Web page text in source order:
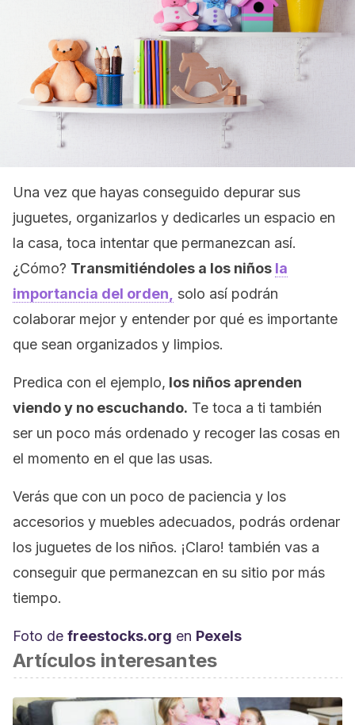
Una vez que hayas conseguido depurar sus
juguetes, organizarlos y dedicarles un espacio en
la casa, toca intentar que permanezcan así.
¿Cómo? Transmitiéndoles a los niños la
importancia del orden, solo así podrán
colaborar mejor y entender por qué es importante
que sean organizados y limpios.
Predica con el ejemplo, los niños aprenden
viendo y no escuchando. Te toca a ti también
ser un poco más ordenado y recoger las cosas en
el momento en el que las usas.
Verás que con un poco de paciencia y los
accesorios y muebles adecuados, podrás ordenar
los juguetes de los niños. ¡Claro! también vas a
conseguir que permanezcan en su sitio por más
tiempo.
Foto de freestocks.org en Pexels
Artículos interesantes